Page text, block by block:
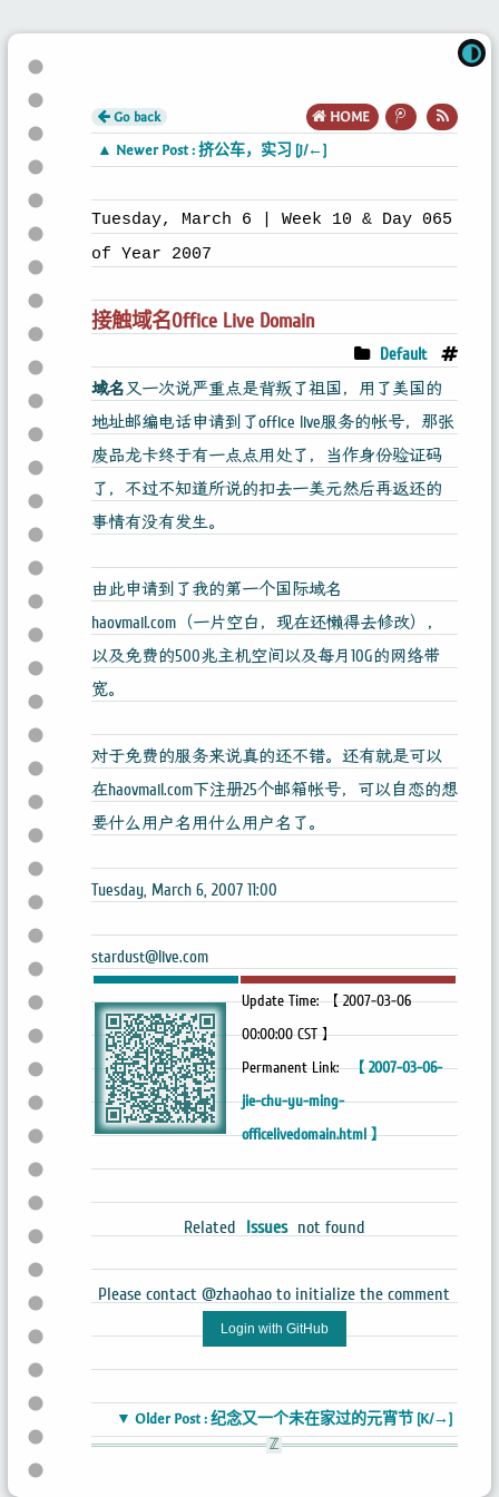
HOME
Go back
▲ Newer Post : 挤公车，实习 [J/←]
Tuesday, March 6 | Week 10 & Day 065
of Year 2007
接触域名Office Live Domain
Default
域名又一次说严重点是背叛了祖国，用了美国的
地址邮编电话申请到了office live服务的帐号，那张
废品龙卡终于有一点点用处了，当作身份验证码
了，不过不知道所说的扣去一美元然后再返还的
事情有没有发生。
由此申请到了我的第一个国际域名
haovmail.com（一片空白，现在还懒得去修改），
以及免费的500兆主机空间以及每月10G的网络带
宽。
对于免费的服务来说真的还不错。还有就是可以
在haovmail.com下注册25个邮箱帐号，可以自恋的想
要什么用户名用什么用户名了。
Tuesday, March 6, 2007 11:00
stardust@live.com
Update Time: 【 2007-03-06
00:00:00 CST 】
Permanent Link: 【 2007-03-06-
jie-chu-yu-ming-
officelivedomain.html 】
Related Issues not found
Please contact @zhaohao to initialize the comment
Login with GitHub
▼ Older Post : 纪念又一个未在家过的元宵节 [K/→]